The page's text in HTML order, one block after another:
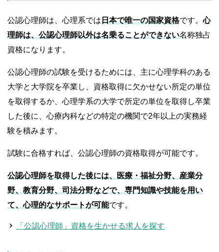
公認心理師は、心理系では 日本で唯一の国家資格です。心
理師は、公認心理師以外は名乗ることができない名称独占
資格になります。
公認心理師の試験を受けるためには、主に心理学科のある
大学と大学院を卒業し、資格取得に欠かせない所定の単位
を取得するか、心理学系の大学で所定の単位を取得し卒業
した後に、心療内科などの特定の機関で2年以上の実務経
験を積みます。
試験に合格すれば、公認心理師の資格取得が可能です。
公認心理師を取得した後には、医療・福祉分野、産業分
野、教育分野、司法分野などで、専門知識や技能を用い
て、心理的なサポートが可能です。
「公認心理師」資格を生かせる求人を探す